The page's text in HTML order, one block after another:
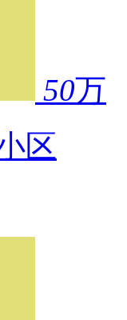
50万
区